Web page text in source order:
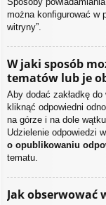
można konfigurować w
witryny”.
W jaki sposób
tematów lub je
Aby dodać zakładkę
kliknąć odpowiedni
na górze i na dole
Udzielenie odpowiedzi
o opublikowaniu
tematu.
Jak obserwować